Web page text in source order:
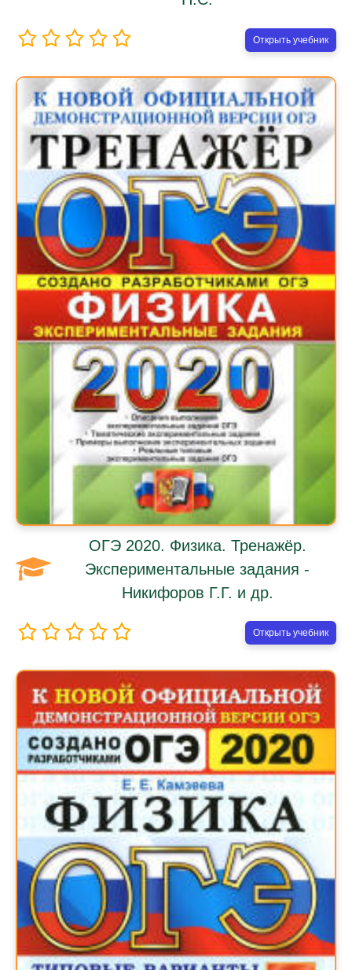
Открыть учебник
ОГЭ 2020. Физика. Тренажёр.
Экспериментальные задания -
Никифоров Г.Г. и др.
Открыть учебник